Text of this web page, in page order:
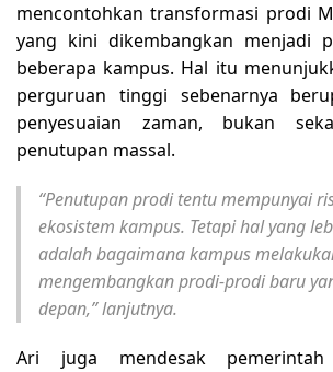
mencontohkan transformasi prodi
yang kini dikembangkan menjadi
beberapa kampus. Hal itu
perguruan tinggi sebenarnya
penyesuaian zaman, bukan
penutupan massal.
“Penutupan prodi tentu mempunyai
ekosistem kampus. Tetapi hal yang
adalah bagaimana kampus
mengembangkan prodi-prodi baru
depan,” lanjutnya.
Ari juga mendesak